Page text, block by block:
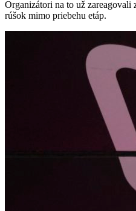
Organizátori na to už zareagovali
rúšok mimo priebehu etáp.